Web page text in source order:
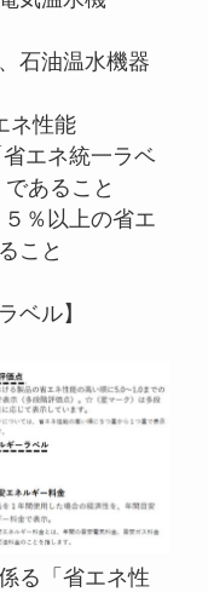
油温水機器
性能
統一ラベ
あること
上の省エ
こと
ベル】
「省エネ性